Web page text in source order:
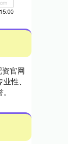
官网
性、